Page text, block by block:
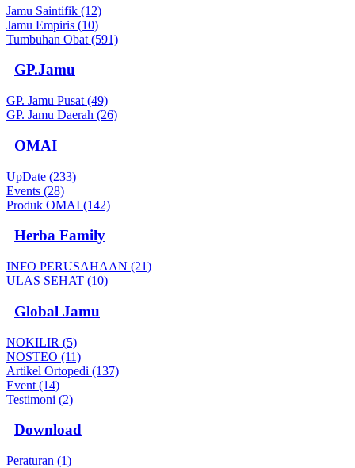
Jamu Saintifik (12)
Jamu Empiris (10)
Tumbuhan Obat (591)
GP.Jamu
GP. Jamu Pusat (49)
GP. Jamu Daerah (26)
OMAI
UpDate (233)
Events (28)
Produk OMAI (142)
Herba Family
INFO PERUSAHAAN (21)
ULAS SEHAT (10)
Global Jamu
NOKILIR (5)
NOSTEO (11)
Artikel Ortopedi (137)
Event (14)
Testimoni (2)
Download
Peraturan (1)